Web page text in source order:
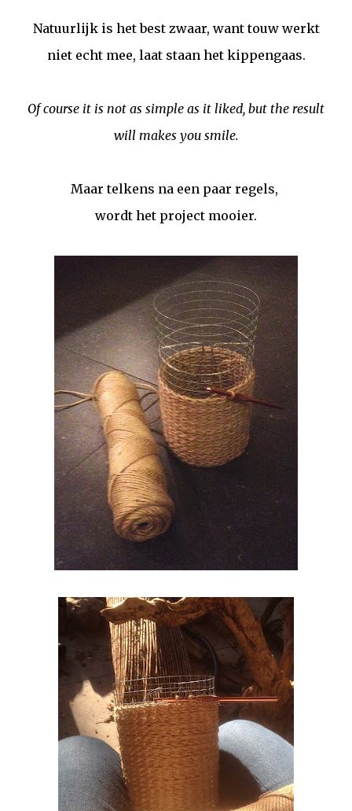
Natuurlijk is het best zwaar, want touw werkt
niet echt mee, laat staan het kippengaas.
Of course it is not as simple as it liked, but the result
will makes you smile.
Maar telkens na een paar regels,
wordt het project mooier.